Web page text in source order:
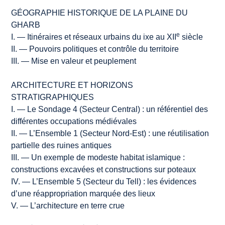
GÉOGRAPHIE HISTORIQUE DE LA PLAINE DU
GHARB
I. — Itinéraires et réseaux urbains du ixe au XIIe siècle
II. — Pouvoirs politiques et contrôle du territoire
III. — Mise en valeur et peuplement
ARCHITECTURE ET HORIZONS
STRATIGRAPHIQUES
I. — Le Sondage 4 (Secteur Central) : un référentiel des
différentes occupations médiévales
II. — L’Ensemble 1 (Secteur Nord-Est) : une réutilisation
partielle des ruines antiques
III. — Un exemple de modeste habitat islamique :
constructions excavées et constructions sur poteaux
IV. — L’Ensemble 5 (Secteur du Tell) : les évidences
d’une réappropriation marquée des lieux
V. — L’architecture en terre crue